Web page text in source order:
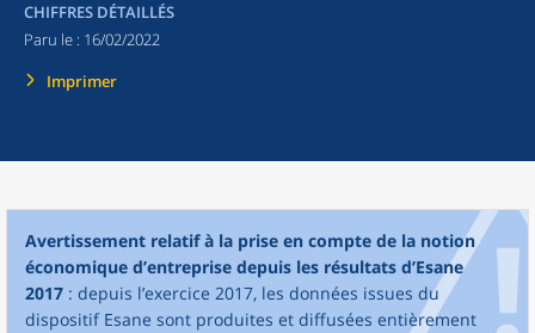
CHIFFRES DÉTAILLÉS
Paru le : 16/02/2022
Imprimer
Avertissement relatif à la prise en compte de la notion
économique d’entreprise depuis les résultats d’Esane
2017 : depuis l’exercice 2017, les données issues du
dispositif Esane sont produites et diffusées entièrement